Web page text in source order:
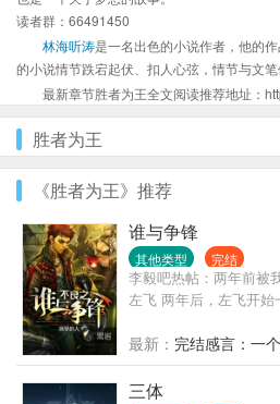
读者群：66491450
林海听涛是一名出色的小说作者，他的
的小说情节跌宕起伏、扣人心弦，情节与文笔
最新章节胜者为王全文阅读推荐地址：
胜者为王
《胜者为王》推荐
谁与争锋
其他类型 完结
李毅吧热帖：两年前被
左飞 两年后，左飞开始
最新： 完结感言：一
三体